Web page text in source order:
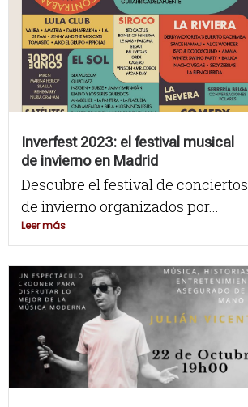
Inverfest 2023: el festival musical
de invierno en Madrid
Descubre el festival de conciertos
de invierno organizados por...
Leer más